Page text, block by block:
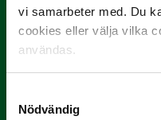
vi samarbeter med. Du
cookies eller välja vilka
användas.
Nödvändig